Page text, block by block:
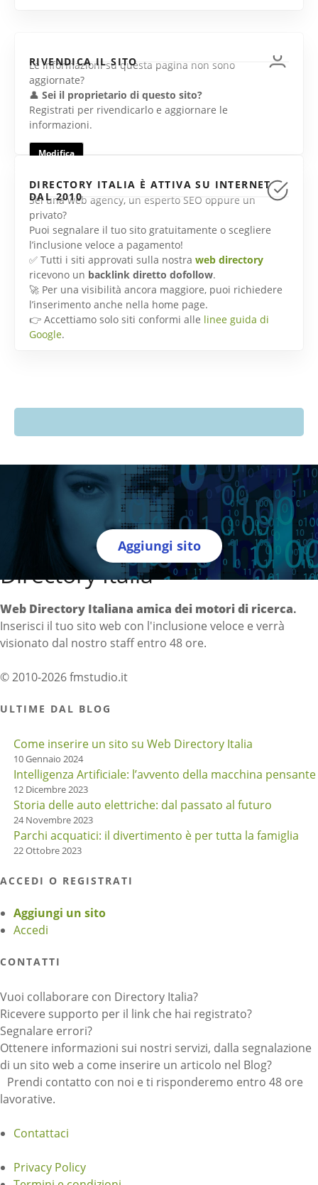
RIVENDICA IL SITO
Le informazioni su questa pagina non sono
aggiornate?
👤 Sei il proprietario di questo sito?
Registrati per rivendicarlo e aggiornare le
informazioni.
Modifica
DIRECTORY ITALIA È ATTIVA SU INTERNET
DAL 2010
Sei una web agency, un esperto SEO oppure un
privato?
Puoi segnalare il tuo sito gratuitamente o scegliere
l’inclusione veloce a pagamento!
✅ Tutti i siti approvati sulla nostra web directory
ricevono un backlink diretto dofollow.
🚀 Per una visibilità ancora maggiore, puoi richiedere
l’inserimento anche nella home page.
👉 Accettiamo solo siti conformi alle linee guida di
Google.
Aggiungi sito
Directory Italia
Web Directory Italiana amica dei motori di ricerca.
Inserisci il tuo sito web con l'inclusione veloce e verrà
visionato dal nostro staff entro 48 ore.
© 2010-2026 fmstudio.it
ULTIME DAL BLOG
Come inserire un sito su Web Directory Italia
10 Gennaio 2024
Intelligenza Artificiale: l’avvento della macchina pensante
12 Dicembre 2023
Storia delle auto elettriche: dal passato al futuro
24 Novembre 2023
Parchi acquatici: il divertimento è per tutta la famiglia
22 Ottobre 2023
ACCEDI O REGISTRATI
Aggiungi un sito
Accedi
CONTATTI
Vuoi collaborare con Directory Italia?
Ricevere supporto per il link che hai registrato?
Segnalare errori?
Ottenere informazioni sui nostri servizi, dalla segnalazione
di un sito web a come inserire un articolo nel Blog?
Prendi contatto con noi e ti risponderemo entro 48 ore
lavorative.
Contattaci
Privacy Policy